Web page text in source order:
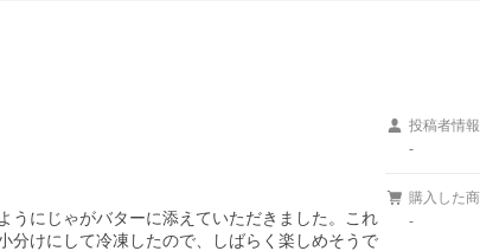
うにじゃがバターに添えていただきました。これ
分けにして冷凍したので、しばらく楽しめそうで
投稿者情報
-
購入した
-